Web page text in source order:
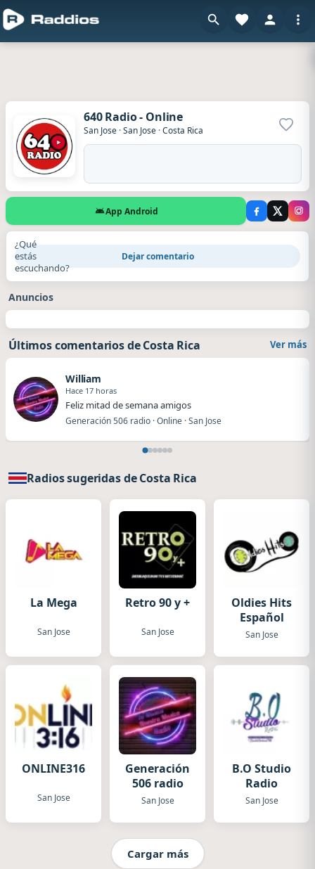
640 Radio - Online
San Jose ·San Jose ·Costa Rica
App Android
¿Qué
estás
escuchando?
Dejar comentario
Anuncios
Últimos comentarios de Costa Rica Ver más
William
Hace 17 horas
Feliz mitad de semana amigos
Generación 506 radio · Online · San Jose
Radios sugeridas de Costa Rica
La Mega
San Jose
Retro 90 y +
San Jose
Oldies Hits
Español
San Jose
ONLINE316
San Jose
Generación
506 radio
San Jose
B.O Studio
Radio
San Jose
Cargar más